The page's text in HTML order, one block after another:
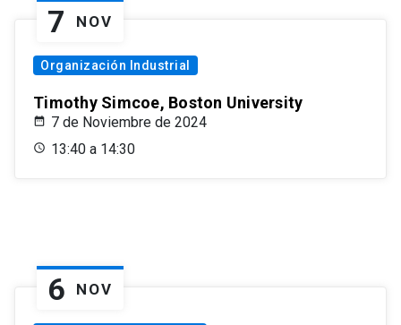
7 NOV
Organización Industrial
Timothy Simcoe, Boston University
7 de Noviembre de 2024
13:40 a 14:30
6 NOV